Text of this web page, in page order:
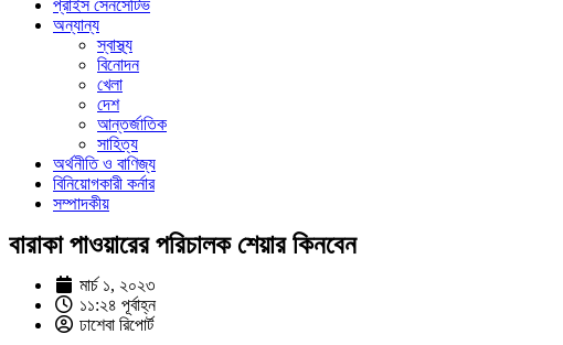
প্রাইস সেনসেটিভ
অন্যান্য
স্বাস্থ্য
বিনোদন
খেলা
দেশ
আন্তর্জাতিক
সাহিত্য
অর্থনীতি ও বাণিজ্য
বিনিয়োগকারী কর্নার
সম্পাদকীয়
বারাকা পাওয়ারের পরিচালক শেয়ার কিনবেন
মার্চ ১, ২০২৩
১১:২৪ পূর্বাহ্ন
ঢাশেবা রিপোর্ট